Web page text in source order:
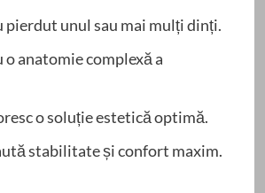
pierdut unul sau mai mulți dinți.
o anatomie complexă a
o soluție estetică optimă.
stabilitate și confort maxim.